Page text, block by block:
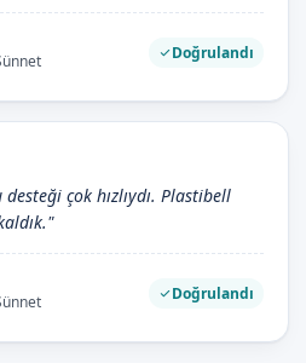
Doğrulandı
çok hızlıydı. Plastibell
Doğrulandı